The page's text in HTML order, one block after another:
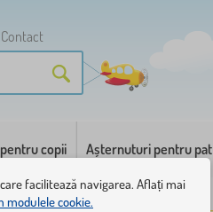
Contact
copii Așternuturi pentru pat
facilitează navigarea. Aflați mai
modulele cookie.